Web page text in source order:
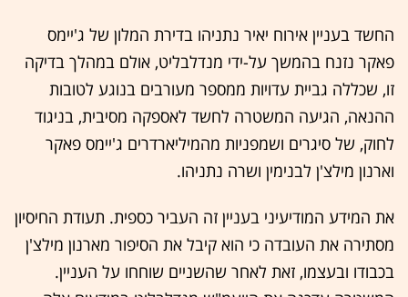
החשד בעניין אירוח יאיר נתניהו בדירת המלון של ג'יימס
פאקר נזנח בהמשך על-ידי מנדלבליט, אולם במהלך בדיקה
זו, שכללה גביית עדויות ממספר מעורבים בנוגע לטובות
ההנאה, הגיעה המשטרה לחשד לאספקה מסיבית, בניגוד
לחוק, של סיגרים ושמפניות מהמיליארדרים ג'יימס פאקר
וארנון מילצ'ן לבנימין ושרה נתניהו.
את המידע המודיעיני בעניין זה העביר כספית. תעודת החיסיון
מסתירה את העובדה כי הוא קיבל את הסיפור מארנון מילצ'ן
בכבודו ובעצמו, זאת לאחר שהשניים שוחחו על העניין.